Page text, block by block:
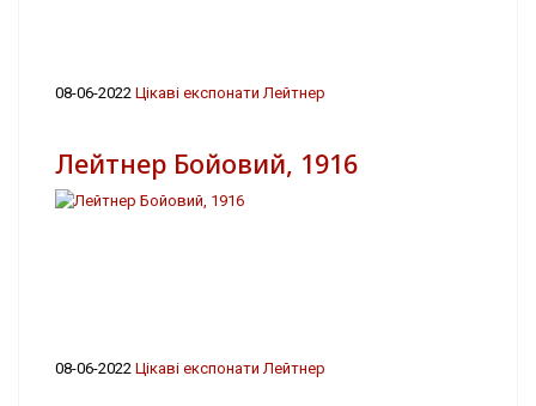
08-06-2022 Цікаві експонати Лейтнер
Лейтнер Бойовий, 1916
08-06-2022 Цікаві експонати Лейтнер